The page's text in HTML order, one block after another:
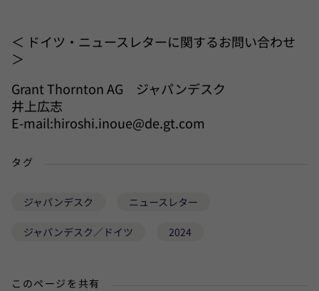
＜ ドイツ・ニュースレターに関するお問い合わせ
＞
Grant Thornton AG ジャパンデスク
井上広志
E-mail:hiroshi.inoue@de.gt.com
タグ
ジャパンデスク ニュースレター
ジャパンデスク／ドイツ 2024
このページを共有